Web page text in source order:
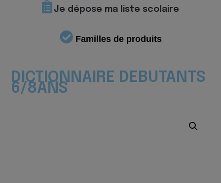
Je dépose ma liste scolaire
Familles de produits
DICTIONNAIRE DEBUTANTS
6/8ANS